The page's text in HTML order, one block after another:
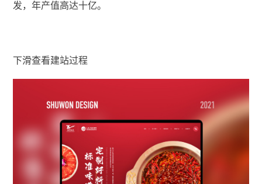
发，年产值高达十亿。
下滑查看建站过程